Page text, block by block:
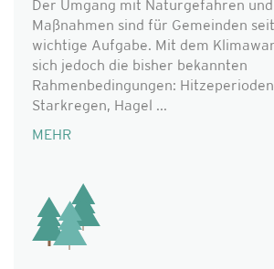
Der Umgang mit Naturgefahren
Maßnahmen sind für Gemeinden
wichtige Aufgabe. Mit dem
sich jedoch die bisher bekannten
Rahmenbedingungen:
Starkregen, Hagel ...
MEHR